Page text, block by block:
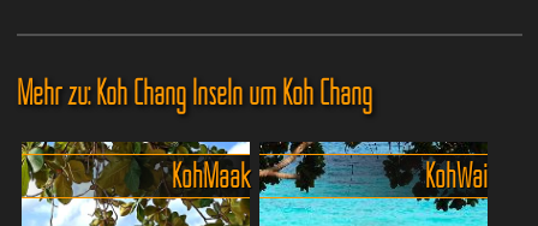
Mehr zu: Koh Chang Inseln um Koh Chang
Koh Maak Koh Wai